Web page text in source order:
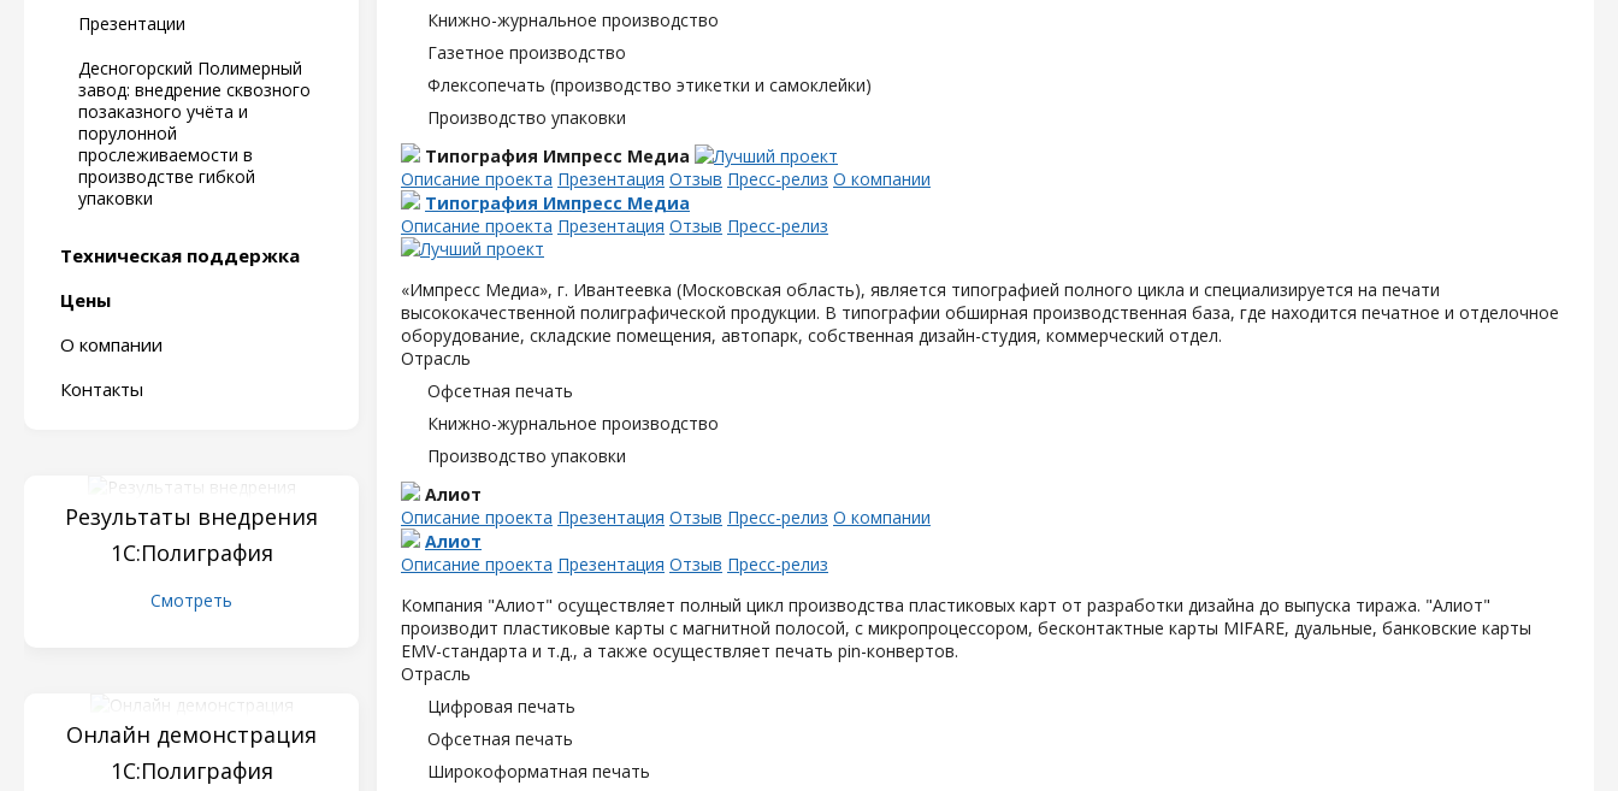
Презентации
Десногорский Полимерный
завод: внедрение сквозного
позаказного учёта и
порулонной
прослеживаемости в
производстве гибкой
упаковки
Техническая поддержка
Цены
О компании
Контакты
Результаты внедрения
1С:Полиграфия
Смотреть
Онлайн демонстрация
1С:Полиграфия
Книжно-журнальное производство
Газетное производство
Флексопечать (производство этикетки и самоклейки)
Производство упаковки
Типография Импресс Медиа
Описание проекта Презентация Отзыв Пресс-релиз О компании
Типография Импресс Медиа
Описание проекта Презентация Отзыв Пресс-релиз
«Импресс Медиа», г. Ивантеевка (Московская область), является типографией полного цикла и специализируется на печати
высококачественной полиграфической продукции. В типографии обширная производственная база, где находится печатное и отделочное
оборудование, складские помещения, автопарк, собственная дизайн-студия, коммерческий отдел.
Отрасль
Офсетная печать
Книжно-журнальное производство
Производство упаковки
Алиот
Описание проекта Презентация Отзыв Пресс-релиз О компании
Алиот
Описание проекта Презентация Отзыв Пресс-релиз
Компания "Алиот" осуществляет полный цикл производства пластиковых карт от разработки дизайна до выпуска тиража. "Алиот"
производит пластиковые карты с магнитной полосой, с микропроцессором, бесконтактные карты MIFARE, дуальные, банковские карты
EMV-стандарта и т.д., а также осуществляет печать pin-конвертов.
Отрасль
Цифровая печать
Офсетная печать
Широкоформатная печать